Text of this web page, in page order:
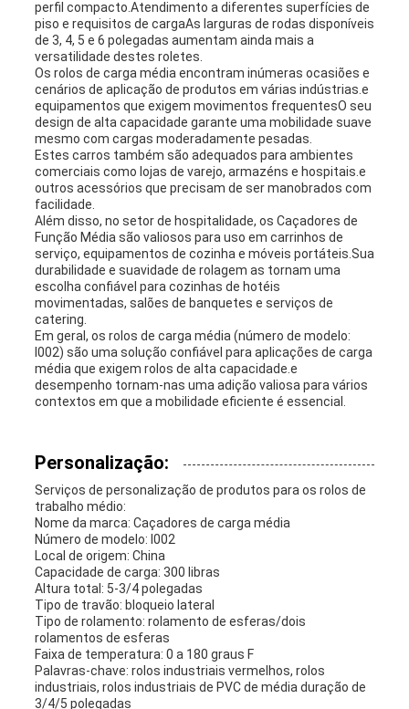
perfil compacto.Atendimento a diferentes superfícies de
piso e requisitos de cargaAs larguras de rodas disponíveis
de 3, 4, 5 e 6 polegadas aumentam ainda mais a
versatilidade destes roletes.
Os rolos de carga média encontram inúmeras ocasiões e
cenários de aplicação de produtos em várias indústrias.e
equipamentos que exigem movimentos frequentesO seu
design de alta capacidade garante uma mobilidade suave
mesmo com cargas moderadamente pesadas.
Estes carros também são adequados para ambientes
comerciais como lojas de varejo, armazéns e hospitais.e
outros acessórios que precisam de ser manobrados com
facilidade.
Além disso, no setor de hospitalidade, os Caçadores de
Função Média são valiosos para uso em carrinhos de
serviço, equipamentos de cozinha e móveis portáteis.Sua
durabilidade e suavidade de rolagem as tornam uma
escolha confiável para cozinhas de hotéis
movimentadas, salões de banquetes e serviços de
catering.
Em geral, os rolos de carga média (número de modelo:
I002) são uma solução confiável para aplicações de carga
média que exigem rolos de alta capacidade.e
desempenho tornam-nas uma adição valiosa para vários
contextos em que a mobilidade eficiente é essencial.
Personalização:
Serviços de personalização de produtos para os rolos de
trabalho médio:
Nome da marca: Caçadores de carga média
Número de modelo: I002
Local de origem: China
Capacidade de carga: 300 libras
Altura total: 5-3/4 polegadas
Tipo de travão: bloqueio lateral
Tipo de rolamento: rolamento de esferas/dois
rolamentos de esferas
Faixa de temperatura: 0 a 180 graus F
Palavras-chave: rolos industriais vermelhos, rolos
industriais, rolos industriais de PVC de média duração de
3/4/5 polegadas